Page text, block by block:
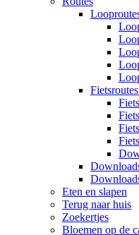
Eten en slapen
Terug naar huis
Zoekertjes
Bloemen op de